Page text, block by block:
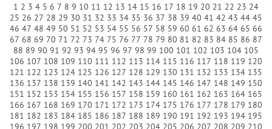
1 2 3 4 5 6 7 8 9 10 11 12 13 14 15 16 17 18 19 20 21 22 23 24
25 26 27 28 29 30 31 32 33 34 35 36 37 38 39 40 41 42 43 44 45
46 47 48 49 50 51 52 53 54 55 56 57 58 59 60 61 62 63 64 65 66
67 68 69 70 71 72 73 74 75 76 77 78 79 80 81 82 83 84 85 86 87
88 89 90 91 92 93 94 95 96 97 98 99 100 101 102 103 104 105
106 107 108 109 110 111 112 113 114 115 116 117 118 119 120
121 122 123 124 125 126 127 128 129 130 131 132 133 134 135
136 137 138 139 140 141 142 143 144 145 146 147 148 149 150
151 152 153 154 155 156 157 158 159 160 161 162 163 164 165
166 167 168 169 170 171 172 173 174 175 176 177 178 179 180
181 182 183 184 185 186 187 188 189 190 191 192 193 194 195
196 197 198 199 200 201 202 203 204 205 206 207 208 209 210